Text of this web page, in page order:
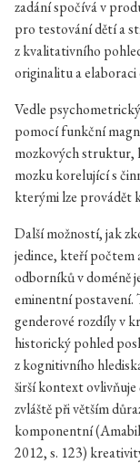
zadání spočívá v
pro testování dětí a
z kvalitativního
originalitu a
Vedle
pomocí funkční
mozkových struktur,
mozku korelující s
kterými lze provádět
Další možností, jak
jedince, kteří počtem
odborníků v doméně
eminentní postavení.
genderové rozdíly v
historický pohled
z kognitivního
širší kontext
zvláště při větším
komponentní
2012, s. 123)